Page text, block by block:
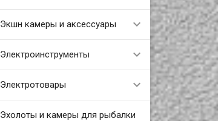
Экшн камеры и аксессуары
Электроинструменты
Электротовары
Эхолоты и камеры для рыбалки